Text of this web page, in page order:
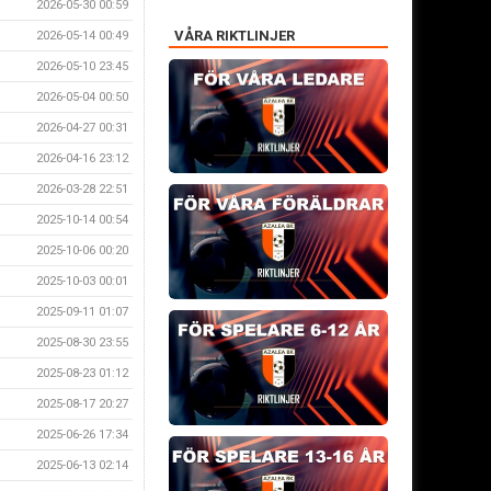
2026-05-30 00:59
2026-05-14 00:49
2026-05-10 23:45
2026-05-04 00:50
2026-04-27 00:31
2026-04-16 23:12
2026-03-28 22:51
2025-10-14 00:54
2025-10-06 00:20
2025-10-03 00:01
2025-09-11 01:07
2025-08-30 23:55
2025-08-23 01:12
2025-08-17 20:27
2025-06-26 17:34
2025-06-13 02:14
VÅRA RIKTLINJER